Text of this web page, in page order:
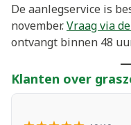
De aanlegservice is
november.Vraag via
ontvangt binnen 48
Klanten over